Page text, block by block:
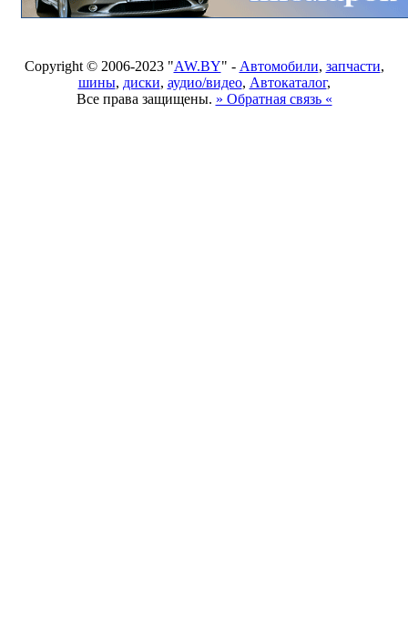
Copyright © 2006-2023 "AW.BY" - Автомобили, запчасти,
шины, диски, аудио/видео, Автокаталог,
Все права защищены. » Обратная связь «